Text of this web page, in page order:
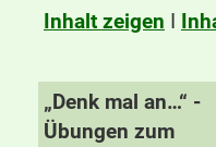
Inhalt zeigen I
„Denk mal an…“ -
Übungen zum